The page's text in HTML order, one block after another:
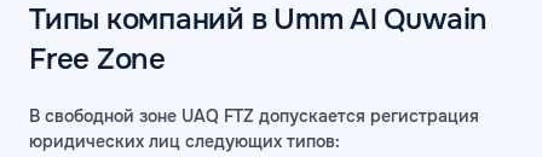
Типы компаний в Umm Al Quwain
Free Zone
В свободной зоне UAQ FTZ допускается регистрация
юридических лиц следующих типов: